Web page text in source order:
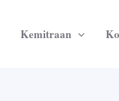
Kemitraan